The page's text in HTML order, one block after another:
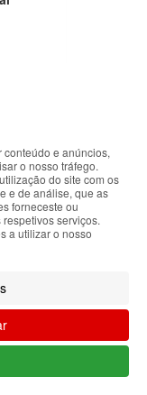
visit using
of the
and
the use of
see our
your
Accepted
e anúncios,
o nosso tráfego.
do site com os
e de análise, que as
forneceste ou
serviços.
a utilizar o nosso